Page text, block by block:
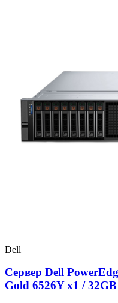
Dell
Сервер Dell
Gold 6526Y x1 /